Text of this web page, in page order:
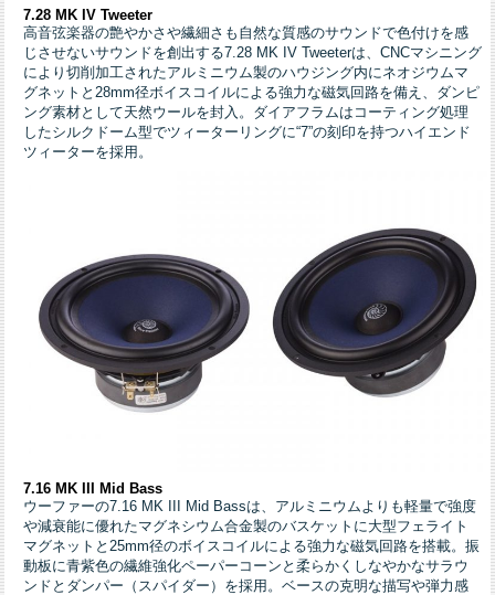
7.28 MK IV Tweeter
高音弦楽器の艶やかさや繊細さも自然な質感のサウンドで色付けを感
じさせないサウンドを創出する7.28 MK IV Tweeterは、CNCマシニング
により切削加工されたアルミニウム製のハウジング内にネオジウムマ
グネットと28mm径ボイスコイルによる強力な磁気回路を備え、ダンピ
ング素材として天然ウールを封入。ダイアフラムはコーティング処理
したシルクドーム型でツィーターリングに“7”の刻印を持つハイエンド
ツィーターを採用。
7.16 MK III Mid Bass
ウーファーの7.16 MK III Mid Bassは、アルミニウムよりも軽量で強度
や減衰能に優れたマグネシウム合金製のバスケットに大型フェライト
マグネットと25mm径のボイスコイルによる強力な磁気回路を搭載。振
動板に青紫色の繊維強化ペーパーコーンと柔らかくしなやかなサラウ
ンドとダンパー（スパイダー）を採用。ベースの克明な描写や弾力感